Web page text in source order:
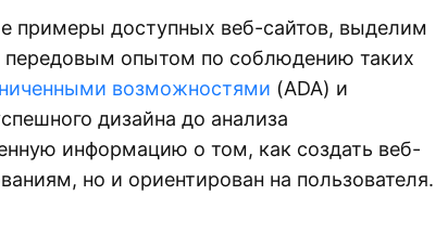
примеры доступных веб-сайтов, выделим
опытом по соблюдению таких
возможностями (ADA) и
дизайна до анализа
информацию о том, как создать веб-
но и ориентирован на пользователя.